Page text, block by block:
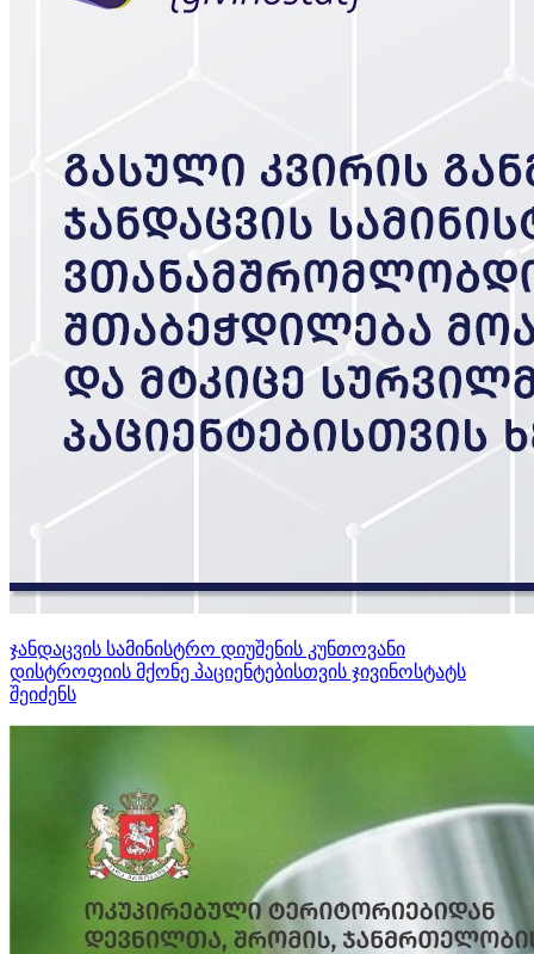
ჯანდაცვის სამინისტრო დიუშენის კუნთოვანი
დისტროფიის მქონე პაციენტებისთვის ჯივინოსტატს
შეიძენს